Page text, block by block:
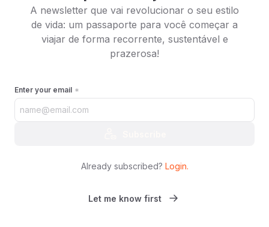
A newsletter que vai revolucionar o seu estilo
de vida: um passaporte para você começar a
viajar de forma recorrente, sustentável e
prazerosa!
Enter your email
Already subscribed? Login.
Let me know first